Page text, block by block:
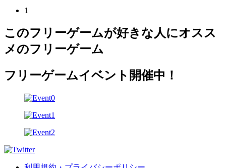
1
このフリーゲームが好きな人にオスス
メのフリーゲーム
フリーゲームイベント開催中！